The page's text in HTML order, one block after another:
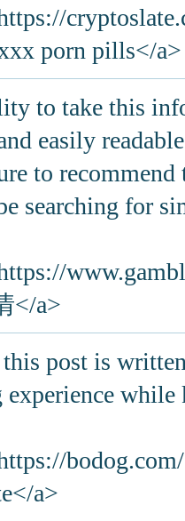
porn pills</a>
to take this
easily
to recommend
searching for
</a>
post is
experience
a>